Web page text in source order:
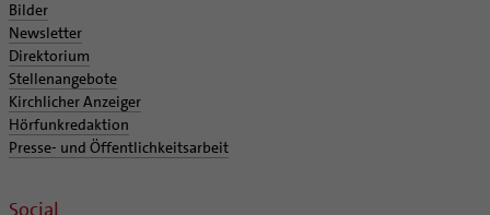
Bilder
Newsletter
Direktorium
Stellenangebote
Kirchlicher Anzeiger
Hörfunkredaktion
Presse- und Öffentlichkeitsarbeit
Social